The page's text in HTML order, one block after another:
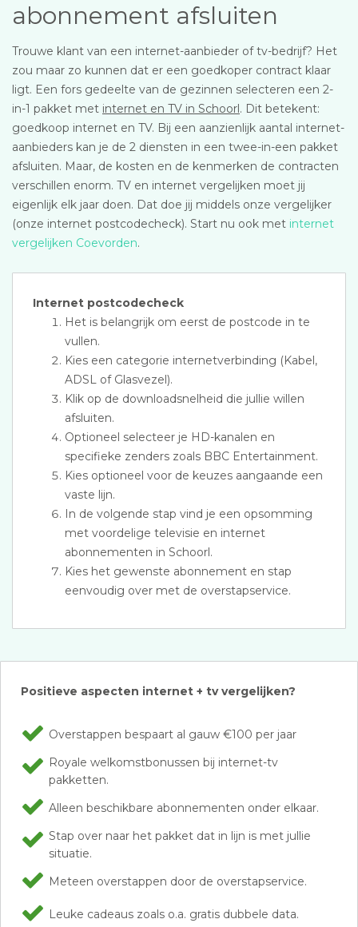
abonnement afsluiten
Trouwe klant van een internet-aanbieder of tv-bedrijf? Het
zou maar zo kunnen dat er een goedkoper contract klaar
ligt. Een fors gedeelte van de gezinnen selecteren een 2-
in-1 pakket met internet en TV in Schoorl. Dit betekent:
goedkoop internet en TV. Bij een aanzienlijk aantal internet-
aanbieders kan je de 2 diensten in een twee-in-een pakket
afsluiten. Maar, de kosten en de kenmerken de contracten
verschillen enorm. TV en internet vergelijken moet jij
eigenlijk elk jaar doen. Dat doe jij middels onze vergelijker
(onze internet postcodecheck). Start nu ook met internet
vergelijken Coevorden.
Internet postcodecheck
Het is belangrijk om eerst de postcode in te
vullen.
Kies een categorie internetverbinding (Kabel,
ADSL of Glasvezel).
Klik op de downloadsnelheid die jullie willen
afsluiten.
Optioneel selecteer je HD-kanalen en
specifieke zenders zoals BBC Entertainment.
Kies optioneel voor de keuzes aangaande een
vaste lijn.
In de volgende stap vind je een opsomming
met voordelige televisie en internet
abonnementen in Schoorl.
Kies het gewenste abonnement en stap
eenvoudig over met de overstapservice.
Positieve aspecten internet + tv vergelijken?
Overstappen bespaart al gauw €100 per jaar
Royale welkomstbonussen bij internet-tv
pakketten.
Alleen beschikbare abonnementen onder elkaar.
Stap over naar het pakket dat in lijn is met jullie
situatie.
Meteen overstappen door de overstapservice.
Leuke cadeaus zoals o.a. gratis dubbele data.